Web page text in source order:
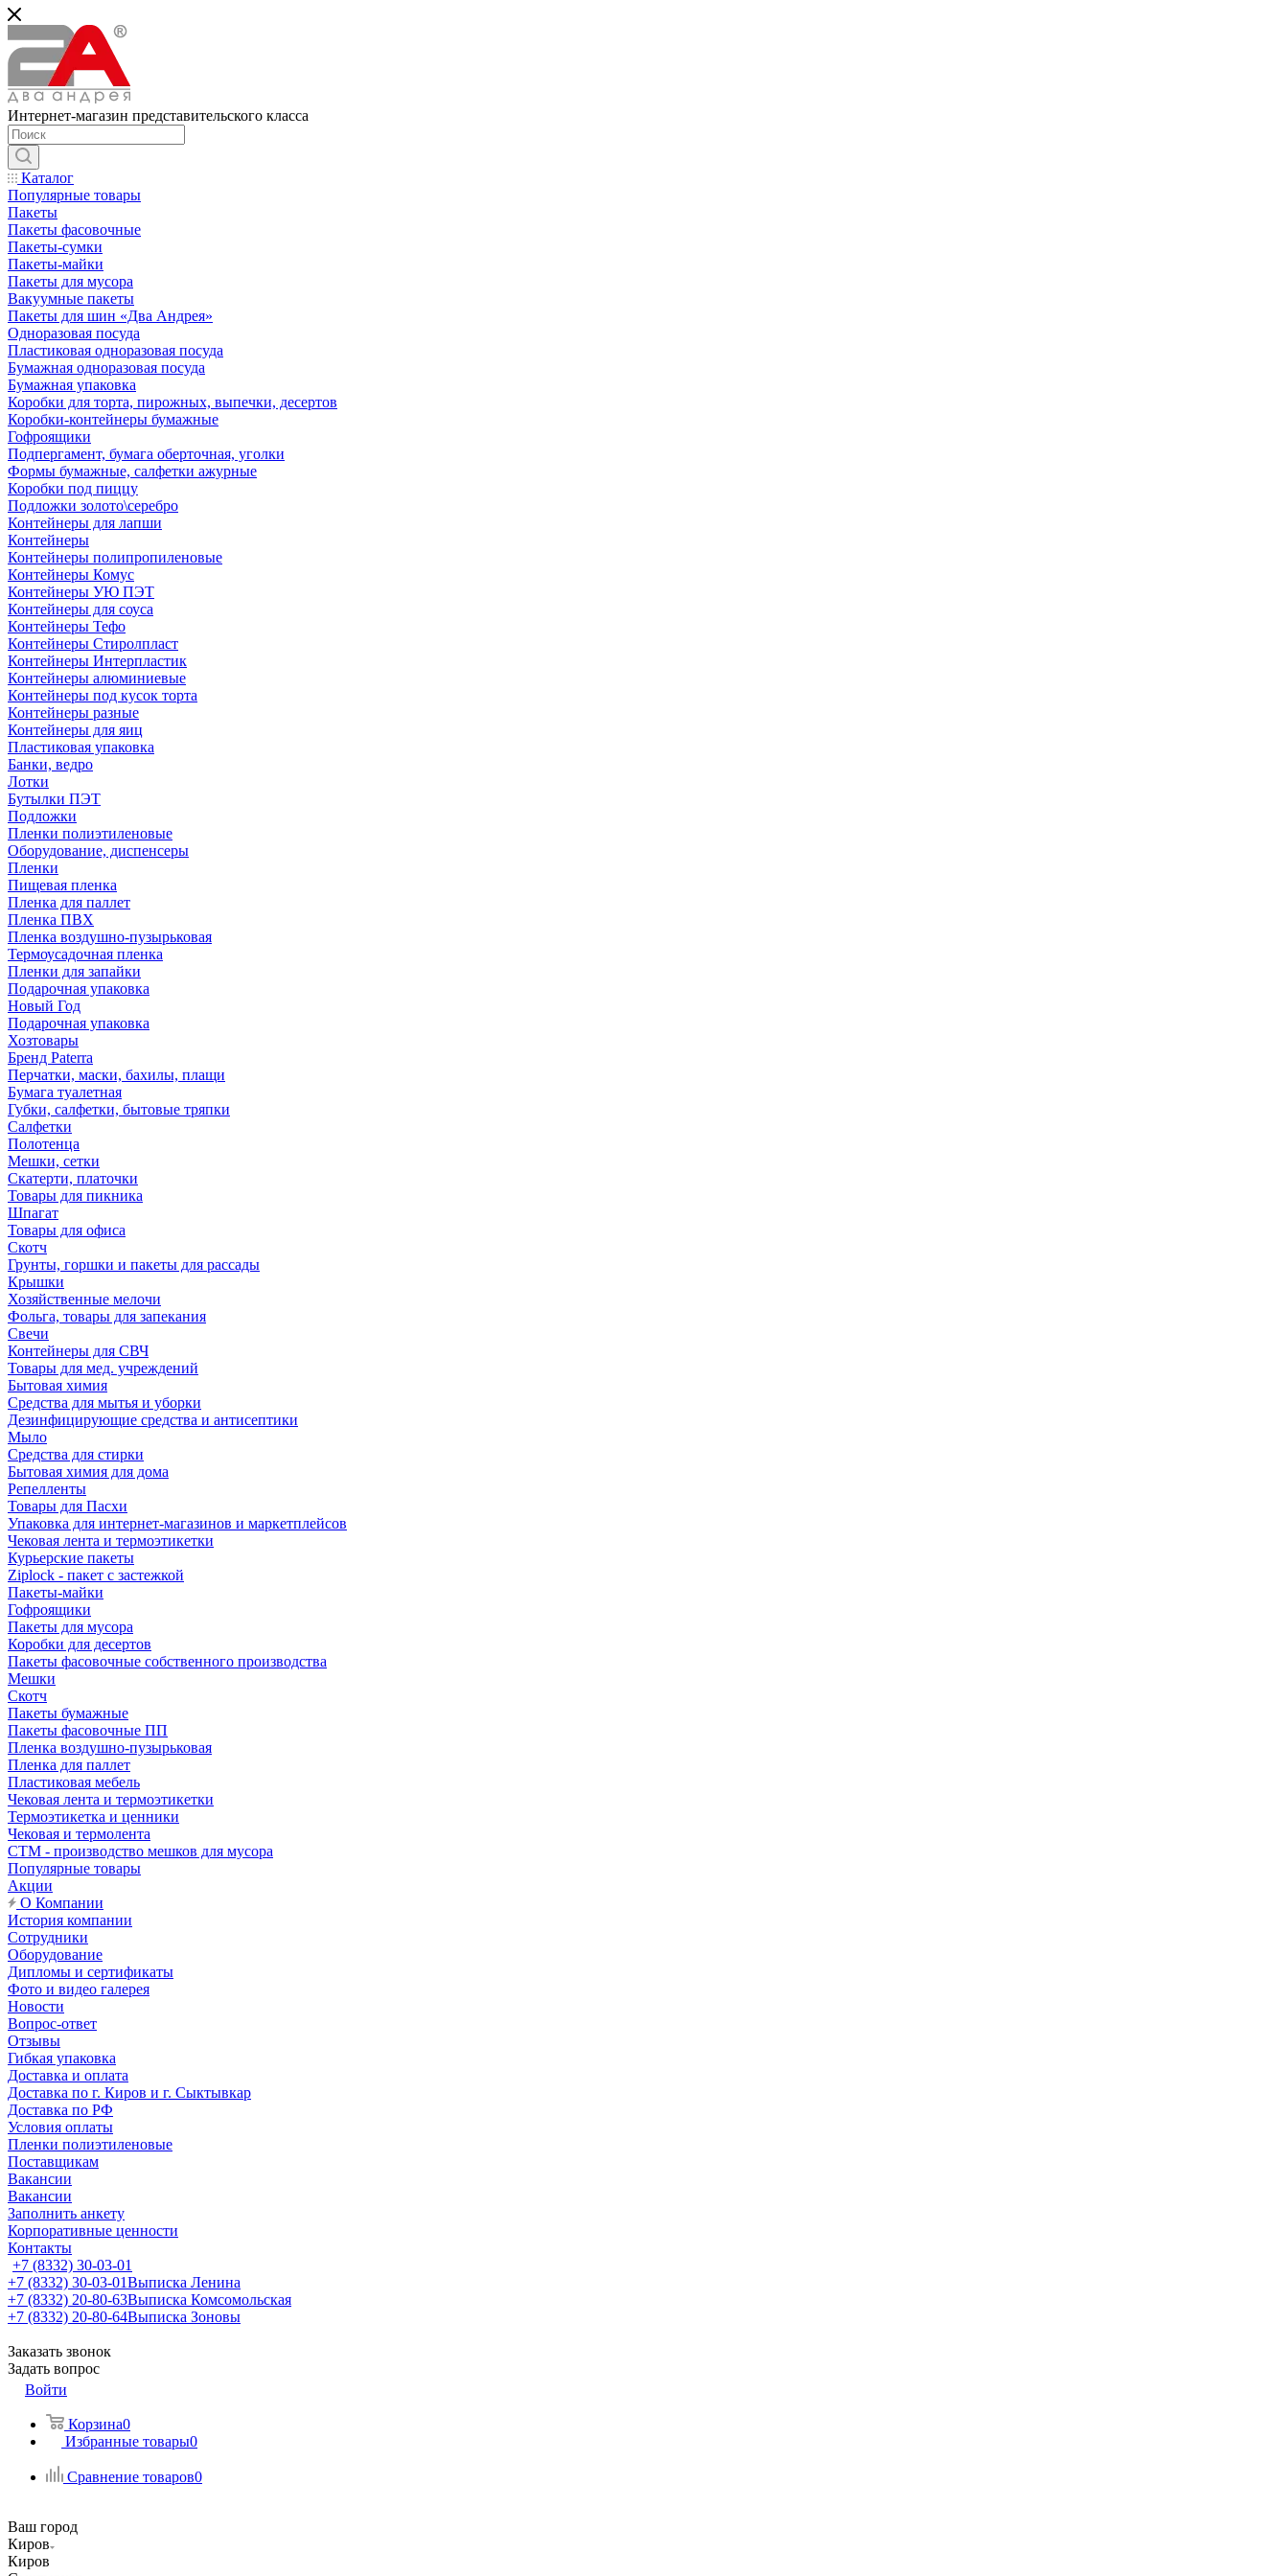
Интернет-магазин представительского класса
Каталог
Популярные товары
Пакеты
Пакеты фасовочные
Пакеты-сумки
Пакеты-майки
Пакеты для мусора
Вакуумные пакеты
Пакеты для шин «Два Андрея»
Одноразовая посуда
Пластиковая одноразовая посуда
Бумажная одноразовая посуда
Бумажная упаковка
Коробки для торта, пирожных, выпечки, десертов
Коробки-контейнеры бумажные
Гофроящики
Подпергамент, бумага оберточная, уголки
Формы бумажные, салфетки ажурные
Коробки под пиццу
Подложки золото\серебро
Контейнеры для лапши
Контейнеры
Контейнеры полипропиленовые
Контейнеры Комус
Контейнеры УЮ ПЭТ
Контейнеры для соуса
Контейнеры Тефо
Контейнеры Стиролпласт
Контейнеры Интерпластик
Контейнеры алюминиевые
Контейнеры под кусок торта
Контейнеры разные
Контейнеры для яиц
Пластиковая упаковка
Банки, ведро
Лотки
Бутылки ПЭТ
Подложки
Пленки полиэтиленовые
Оборудование, диспенсеры
Пленки
Пищевая пленка
Пленка для паллет
Пленка ПВХ
Пленка воздушно-пузырьковая
Термоусадочная пленка
Пленки для запайки
Подарочная упаковка
Новый Год
Подарочная упаковка
Хозтовары
Бренд Paterra
Перчатки, маски, бахилы, плащи
Бумага туалетная
Губки, салфетки, бытовые тряпки
Салфетки
Полотенца
Мешки, сетки
Скатерти, платочки
Товары для пикника
Шпагат
Товары для офиса
Скотч
Грунты, горшки и пакеты для рассады
Крышки
Хозяйственные мелочи
Фольга, товары для запекания
Свечи
Контейнеры для СВЧ
Товары для мед. учреждений
Бытовая химия
Средства для мытья и уборки
Дезинфицирующие средства и антисептики
Мыло
Средства для стирки
Бытовая химия для дома
Репелленты
Товары для Пасхи
Упаковка для интернет-магазинов и маркетплейсов
Чековая лента и термоэтикетки
Курьерские пакеты
Ziplock - пакет с застежкой
Пакеты-майки
Гофроящики
Пакеты для мусора
Коробки для десертов
Пакеты фасовочные собственного производства
Мешки
Скотч
Пакеты бумажные
Пакеты фасовочные ПП
Пленка воздушно-пузырьковая
Пленка для паллет
Пластиковая мебель
Чековая лента и термоэтикетки
Термоэтикетка и ценники
Чековая и термолента
СТМ - производство мешков для мусора
Популярные товары
Акции
О Компании
История компании
Сотрудники
Оборудование
Дипломы и сертификаты
Фото и видео галерея
Новости
Вопрос-ответ
Отзывы
Гибкая упаковка
Доставка и оплата
Доставка по г. Киров и г. Сыктывкар
Доставка по РФ
Условия оплаты
Пленки полиэтиленовые
Поставщикам
Вакансии
Вакансии
Заполнить анкету
Корпоративные ценности
Контакты
+7 (8332) 30-03-01
+7 (8332) 30-03-01Выписка Ленина
+7 (8332) 20-80-63Выписка Комсомольская
+7 (8332) 20-80-64Выписка Зоновы
Заказать звонок
Задать вопрос
Войти
Корзина0
Избранные товары0
Сравнение товаров0
Ваш город
Киров
Киров